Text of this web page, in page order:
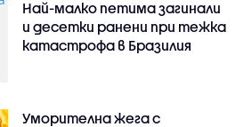
Най-малко петима загинали
и десетки ранени при тежка
катастрофа в Бразилия
Уморителна жега с